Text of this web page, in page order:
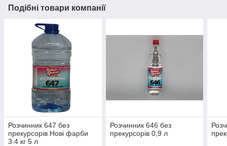
Подібні товари компанії
Розчинник 647 без
прекурсорів Нові фарби
3.4 кг 5 л
Розчинник 646 без
прекурсорів 0,9 л